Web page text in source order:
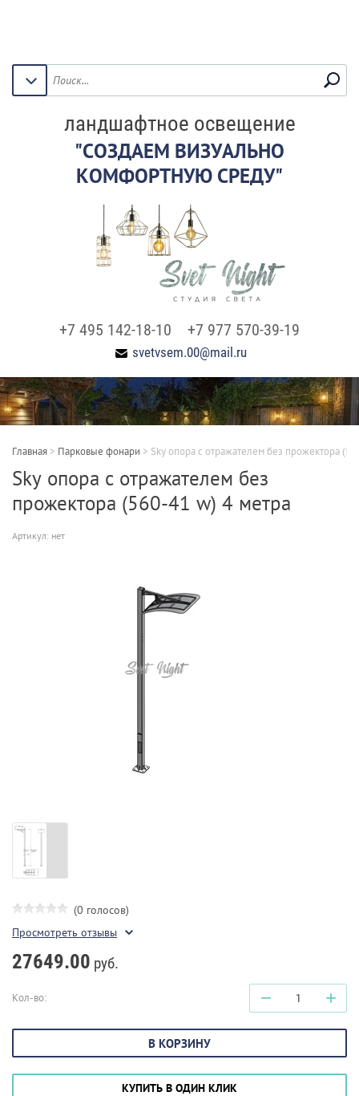
ландшафтное освещение
"СОЗДАЕМ ВИЗУАЛЬНО
КОМФОРТНУЮ СРЕДУ"
+7 495 142-18-10 +7 977 570-39-19
svetvsem.00@mail.ru
Главная > Парковые фонари > Sky опора с отражателем без прожектора
Sky опора с отражателем без
прожектора (560-41 w) 4 метра
Артикул: нет
(0 голосов)
Просмотреть отзывы
27649.00 руб.
Кол-во: − +
В КОРЗИНУ
КУПИТЬ В ОДИН КЛИК